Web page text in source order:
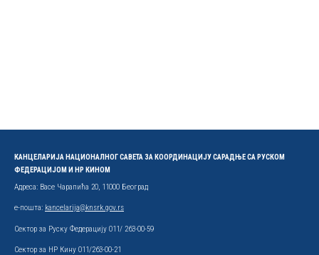
КАНЦЕЛАРИЈА НАЦИОНАЛНОГ САВЕТА ЗА КООРДИНАЦИЈУ САРАДЊЕ СА РУСКОМ
ФЕДЕРАЦИЈОМ И НР КИНОМ
Адреса: Васе Чарапића 20, 11000 Београд
е-пошта: kancelarija@knsrk.gov.rs
Сектор за Руску Федерацију 011/ 263-00-59
Сектор за НР Кину 011/263-00-21